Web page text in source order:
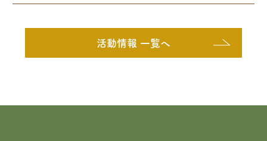
活動情報 一覧へ